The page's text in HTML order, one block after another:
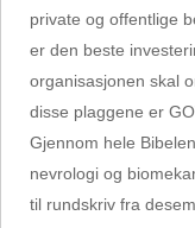
private og offentlige
er den beste
organisasjonen skal
disse plaggene er
Gjennom hele
nevrologi og
til rundskriv fra